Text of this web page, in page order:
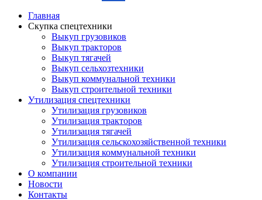
Главная
Скупка спецтехники
Выкуп грузовиков
Выкуп тракторов
Выкуп тягачей
Выкуп сельхозтехники
Выкуп коммунальной техники
Выкуп строительной техники
Утилизация спецтехники
Утилизация грузовиков
Утилизация тракторов
Утилизация тягачей
Утилизация сельскохозяйственной техники
Утилизация коммунальной техники
Утилизация строительной техники
О компании
Новости
Контакты